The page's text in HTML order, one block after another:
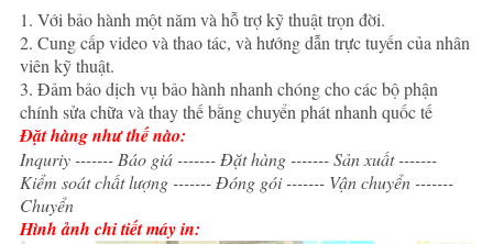
1. Với bảo hành một năm và hỗ trợ kỹ thuật trọn đời.
2. Cung cấp video và thao tác, và hướng dẫn trực tuyến của nhân
viên kỹ thuật.
3. Đảm bảo dịch vụ bảo hành nhanh chóng cho các bộ phận
chính sửa chữa và thay thế bằng chuyển phát nhanh quốc tế
Đặt hàng như thế nào:
Inquriy ------- Báo giá ------- Đặt hàng ------- Sản xuất -------
Kiểm soát chất lượng ------- Đóng gói ------- Vận chuyển -------
Chuyển
Hình ảnh chi tiết máy in: